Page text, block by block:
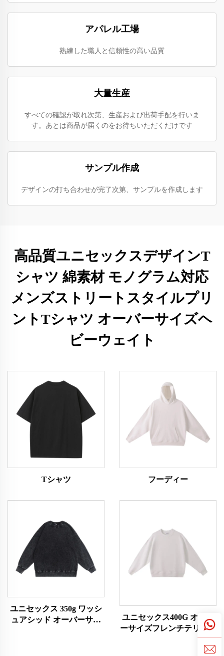
アパレル工場
熟練した職人と信頼性の高い品質
大量生産
すべての確認が取れ次第、生産および出荷手配を行いま
す。あとは商品が届くのをお待ちいただくだけです
サンプル作成
デザインの打ち合わせが完了次第、サンプルを作成します
高品質ユニセックスデザインT
シャツ 綿素材 モノグラム対応
メンズストリートスタイルプリ
ントTシャツ オーバーサイズヘ
ビーウェイト
Tシャツ フーディー
ユニセックス 350g ワッシ
ュアシッド オーバーサイ
ユニセックス400G オーバ
ーサイズフレンチテリー素
材スウェットシャツ